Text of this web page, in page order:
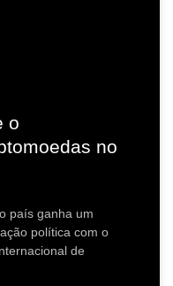
o
no
país ganha um
política com o
de